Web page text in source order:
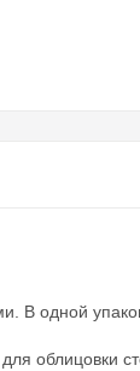
В одной
облицовки